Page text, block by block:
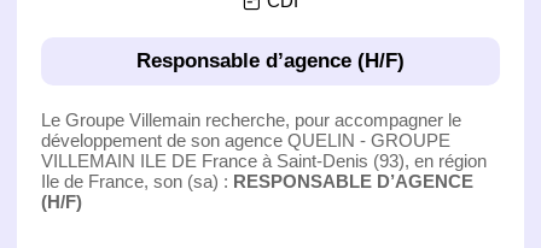
Responsable d’agence (H/F)
Le Groupe Villemain recherche, pour accompagner le
développement de son agence QUELIN - GROUPE
VILLEMAIN ILE DE France à Saint-Denis (93), en région
Ile de France, son (sa) : RESPONSABLE D’AGENCE
(H/F)